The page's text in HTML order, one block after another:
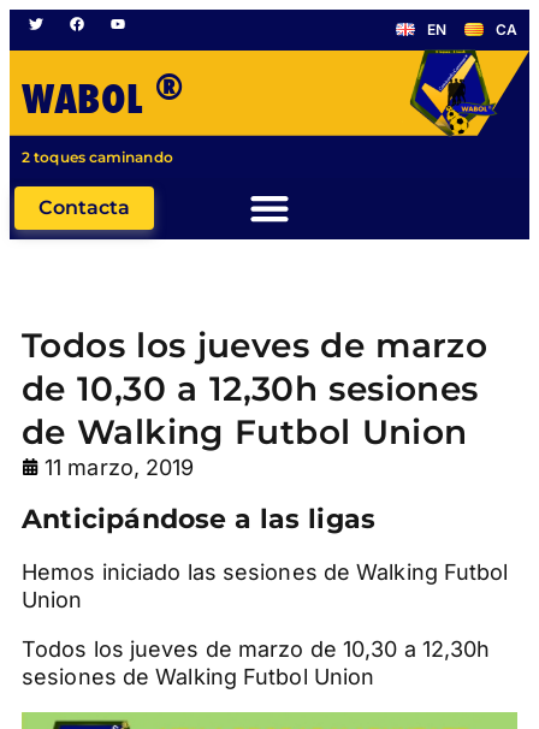
EN CA
WABOL ®
2 toques caminando
Contacta
Todos los jueves de marzo
de 10,30 a 12,30h sesiones
de Walking Futbol Union
11 marzo, 2019
Anticipándose a las ligas
Hemos iniciado las sesiones de Walking Futbol
Union
Todos los jueves de marzo de 10,30 a 12,30h
sesiones de Walking Futbol Union